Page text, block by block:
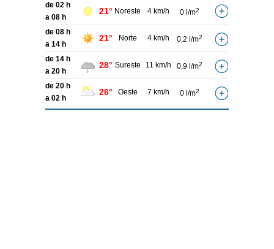
de 02 h
a 08 h
21° Noreste 4 km/h 0 l/m2
de 08 h
a 14 h
21° Norte 4 km/h 0,2 l/m2
de 14 h
a 20 h
28° Sureste 11 km/h 0,9 l/m2
de 20 h
a 02 h
26° Oeste 7 km/h 0 l/m2